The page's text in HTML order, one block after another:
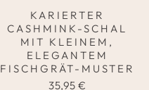
KARIERTER
CASHMINK-SCHAL
MIT KLEINEM,
ELEGANTEM
FISCHGRÄT-MUSTER
35,95 €